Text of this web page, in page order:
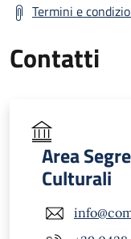
Termini e
Contatti
Area
Culturali